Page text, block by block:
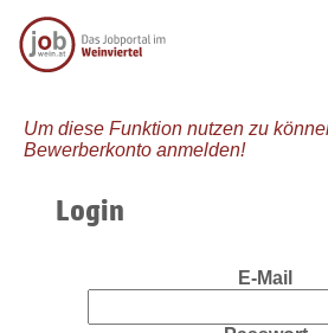
Um diese Funktion nutzen zu
Bewerberkonto anmelden!
Login
E-Mail